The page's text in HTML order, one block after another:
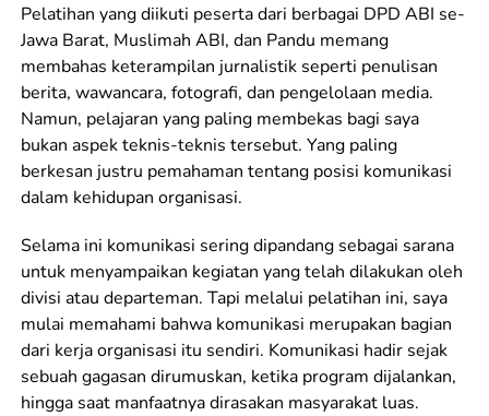
Pelatihan yang diikuti peserta dari berbagai DPD ABI se-
Jawa Barat, Muslimah ABI, dan Pandu memang
membahas keterampilan jurnalistik seperti penulisan
berita, wawancara, fotografi, dan pengelolaan media.
Namun, pelajaran yang paling membekas bagi saya
bukan aspek teknis-teknis tersebut. Yang paling
berkesan justru pemahaman tentang posisi komunikasi
dalam kehidupan organisasi.
Selama ini komunikasi sering dipandang sebagai sarana
untuk menyampaikan kegiatan yang telah dilakukan oleh
divisi atau departeman. Tapi melalui pelatihan ini, saya
mulai memahami bahwa komunikasi merupakan bagian
dari kerja organisasi itu sendiri. Komunikasi hadir sejak
sebuah gagasan dirumuskan, ketika program dijalankan,
hingga saat manfaatnya dirasakan masyarakat luas.